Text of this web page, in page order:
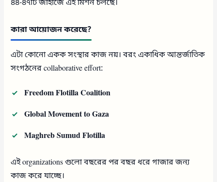
৪৪-৪৭টি জাহাজে এই মিশন চলছে।
কারা আয়োজন করেছে?
এটা কোনো একক সংস্থার কাজ নয়। বরং একাধিক আন্তর্জাতিক
সংগঠনের collaborative effort:
Freedom Flotilla Coalition
Global Movement to Gaza
Maghreb Sumud Flotilla
এই organizations গুলো বছরের পর বছর ধরে গাজার জন্য
কাজ করে যাচ্ছে।